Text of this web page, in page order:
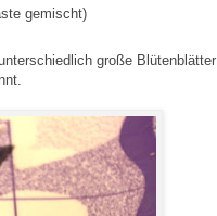
gemischt)
große Blütenblätter